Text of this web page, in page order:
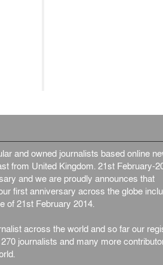
and owned journalists based online
from United Kingdom. 21st February-
and we are proudly announces that
first anniversary across the globe
of 21st February 2014.
across the world and so far our
journalists and many more